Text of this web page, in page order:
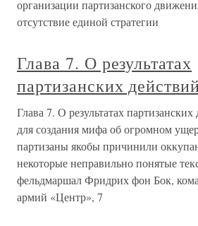
организации партизанского
отсутствие единой стратегии
Глава 7. О результатах
партизанских
Глава 7. О результатах
для создания мифа об огромном
партизаны якобы причинили
некоторые неправильно понятые
фельдмаршал Фридрих фон Бок,
армий «Центр», 7